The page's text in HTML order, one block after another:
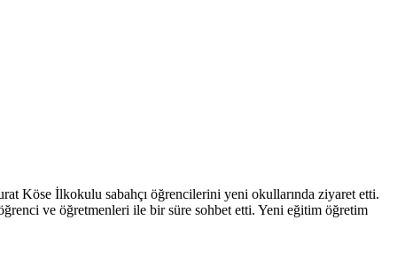
Köse İlkokulu sabahçı öğrencilerini yeni okullarında ziyaret etti.
ve öğretmenleri ile bir süre sohbet etti. Yeni eğitim öğretim